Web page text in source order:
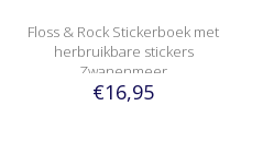
Floss & Rock Stickerboek met
herbruikbare stickers
Zwanenmeer
€16,95